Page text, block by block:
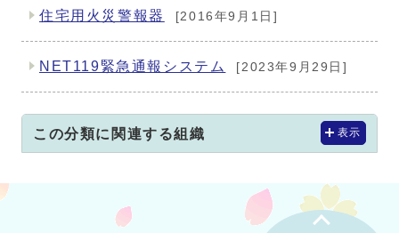
住宅用火災警報器 [2016年9月1日]
NET119緊急通報システム [2023年9月29日]
この分類に関連する組織 表示